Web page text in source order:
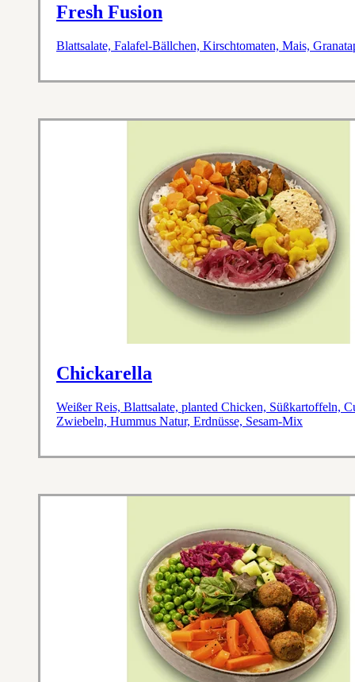
Fresh Fusion
Blattsalate, Falafel-Bällchen, Kirschtomaten, Mais,
Chickarella
Weißer Reis, Blattsalate, planted Chicken, Süßkartoffeln,
Zwiebeln, Hummus Natur, Erdnüsse, Sesam-Mix